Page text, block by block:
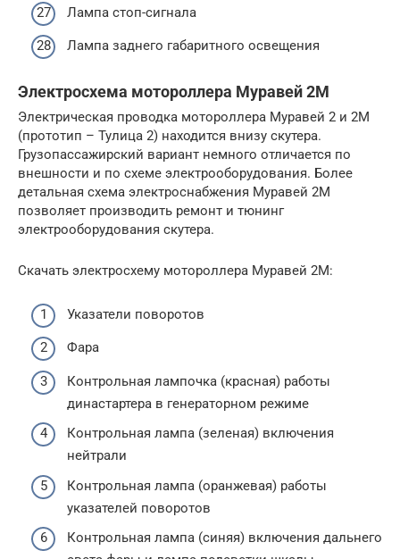
Лампа стоп-сигнала
Лампа заднего габаритного освещения
Электросхема мотороллера Муравей 2М
Электрическая проводка мотороллера Муравей 2 и 2М
(прототип – Тулица 2) находится внизу скутера.
Грузопассажирский вариант немного отличается по
внешности и по схеме электрооборудования. Более
детальная схема электроснабжения Муравей 2М
позволяет производить ремонт и тюнинг
электрооборудования скутера.
Скачать электросхему мотороллера Муравей 2М:
Указатели поворотов
Фара
Контрольная лампочка (красная) работы
династартера в генераторном режиме
Контрольная лампа (зеленая) включения
нейтрали
Контрольная лампа (оранжевая) работы
указателей поворотов
Контрольная лампа (синяя) включения дальнего